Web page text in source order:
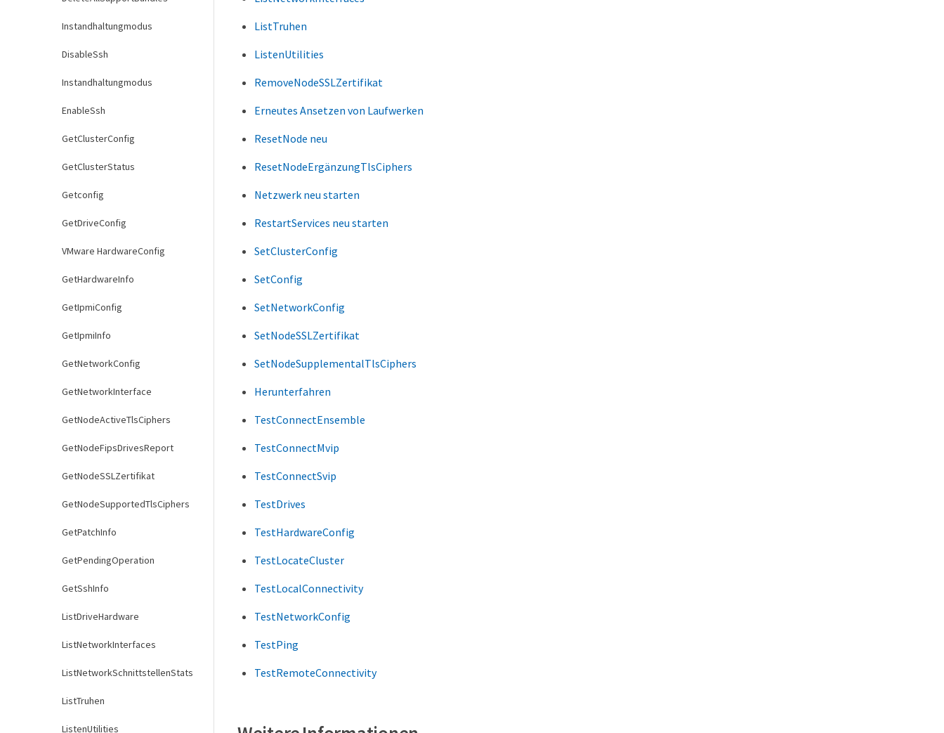
Instandhaltungmodus
DisableSsh
Instandhaltungmodus
EnableSsh
GetClusterConfig
GetClusterStatus
Getconfig
GetDriveConfig
VMware HardwareConfig
GetHardwareInfo
GetIpmiConfig
GetIpmiInfo
GetNetworkConfig
GetNetworkInterface
GetNodeActiveTlsCiphers
GetNodeFipsDrivesReport
GetNodeSSLZertifikat
GetNodeSupportedTlsCiphers
GetPatchInfo
GetPendingOperation
GetSshInfo
ListDriveHardware
ListNetworkInterfaces
ListNetworkSchnittstellenStats
ListTruhen
ListenUtilities
ListTruhen
ListenUtilities
RemoveNodeSSLZertifikat
Erneutes Ansetzen von Laufwerken
ResetNode neu
ResetNodeErgänzungTlsCiphers
Netzwerk neu starten
RestartServices neu starten
SetClusterConfig
SetConfig
SetNetworkConfig
SetNodeSSLZertifikat
SetNodeSupplementalTlsCiphers
Herunterfahren
TestConnectEnsemble
TestConnectMvip
TestConnectSvip
TestDrives
TestHardwareConfig
TestLocateCluster
TestLocalConnectivity
TestNetworkConfig
TestPing
TestRemoteConnectivity